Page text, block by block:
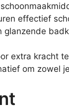
effectief
glanzende
extra kracht
om zowel